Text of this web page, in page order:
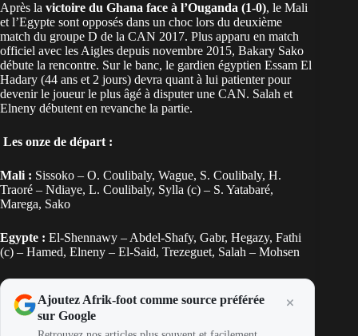
Après la victoire du Ghana face à l’Ouganda (1-0), le Mali
et l’Egypte sont opposés dans un choc lors du deuxième
match du groupe D de la CAN 2017. Plus apparu en match
officiel avec les Aigles depuis novembre 2015, Bakary Sako
débute la rencontre. Sur le banc, le gardien égyptien Essam El
Hadary (44 ans et 2 jours) devra quant à lui patienter pour
devenir le joueur le plus âgé à disputer une CAN. Salah et
Elneny débutent en revanche la partie.
Les onze de départ :
Mali : Sissoko – O. Coulibaly, Wague, S. Coulibaly, H.
Traoré – Ndiaye, L. Coulibaly, Sylla (c) – S. Yatabaré,
Marega, Sako
Egypte : El-Shennawy – Abdel-Shafy, Gabr, Hegazy, Fathi
(c) – Hamed, Elneny – El-Said, Trezeguet, Salah – Mohsen
Ajoutez Afrik-foot comme source préférée
sur Google